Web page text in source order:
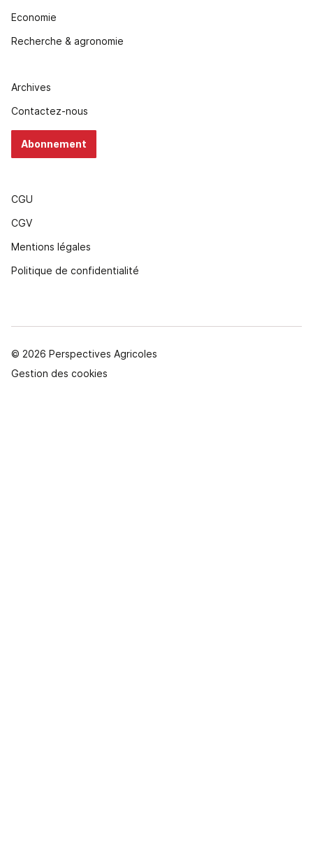
Economie
Recherche & agronomie
Archives
Contactez-nous
Abonnement
CGU
CGV
Mentions légales
Politique de confidentialité
© 2026 Perspectives Agricoles
Gestion des cookies